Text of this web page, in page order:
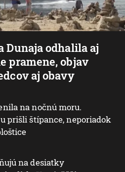
pramene, objav
aj obavy
prišli štípance, neporiadok